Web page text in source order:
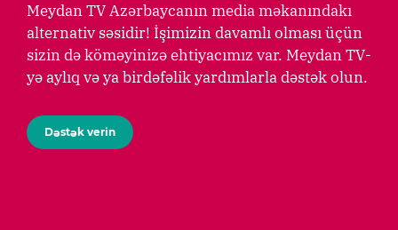
Meydan TV Azərbaycanın media məkanındakı
alternativ səsidir! İşimizin davamlı olması üçün
sizin də köməyinizə ehtiyacımız var. Meydan TV-
yə aylıq və ya birdəfəlik yardımlarla dəstək olun.
Dəstək verin